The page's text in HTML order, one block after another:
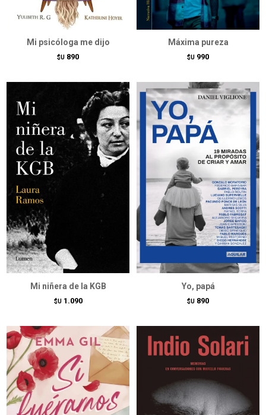
Mi psicóloga me dijo
$U 890
Máxima pureza
$U 990
Mi niñera de la KGB
$U 1.090
Yo, papá
$U 890